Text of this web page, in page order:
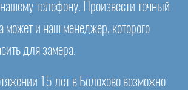
телефону. Произвести точный
может и наш менеджер, которого
для замера.
15 лет в Болохово возможно